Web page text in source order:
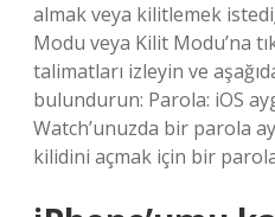
almak veya kilitlemek
Modu veya Kilit Modu’na
talimatları izleyin ve
bulundurun: Parola: iOS
Watch’unuzda bir parola
kilidini açmak için bir